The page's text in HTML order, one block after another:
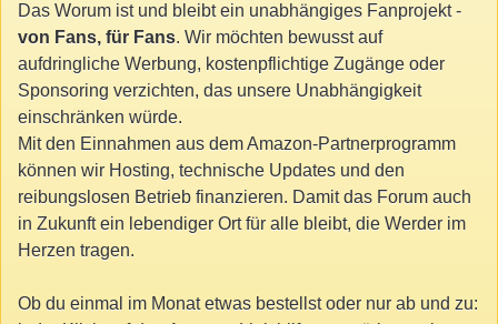
Das Worum ist und bleibt ein unabhängiges Fanprojekt -
von Fans, für Fans. Wir möchten bewusst auf
aufdringliche Werbung, kostenpflichtige Zugänge oder
Sponsoring verzichten, das unsere Unabhängigkeit
einschränken würde.
Mit den Einnahmen aus dem Amazon-Partnerprogramm
können wir Hosting, technische Updates und den
reibungslosen Betrieb finanzieren. Damit das Forum auch
in Zukunft ein lebendiger Ort für alle bleibt, die Werder im
Herzen tragen.
Ob du einmal im Monat etwas bestellst oder nur ab und zu: